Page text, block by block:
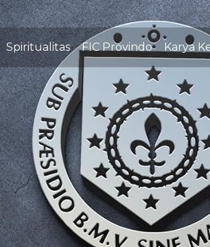
Spiritualitas FIC Provindo Karya